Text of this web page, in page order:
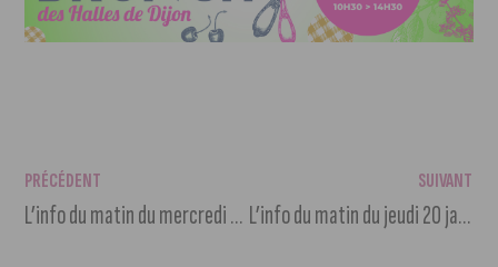
PRÉCÉDENT
L’info du matin du mercredi 19 janvier 2022
SUIVANT
L’info du matin du jeudi 20 janvier 2022